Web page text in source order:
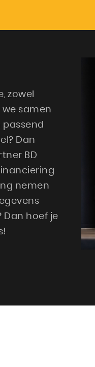
zowel
we samen
Dan
BD
nemen
Dan hoef je